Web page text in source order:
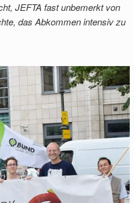
JEFTA fast unbemerkt von
das Abkommen intensiv zu